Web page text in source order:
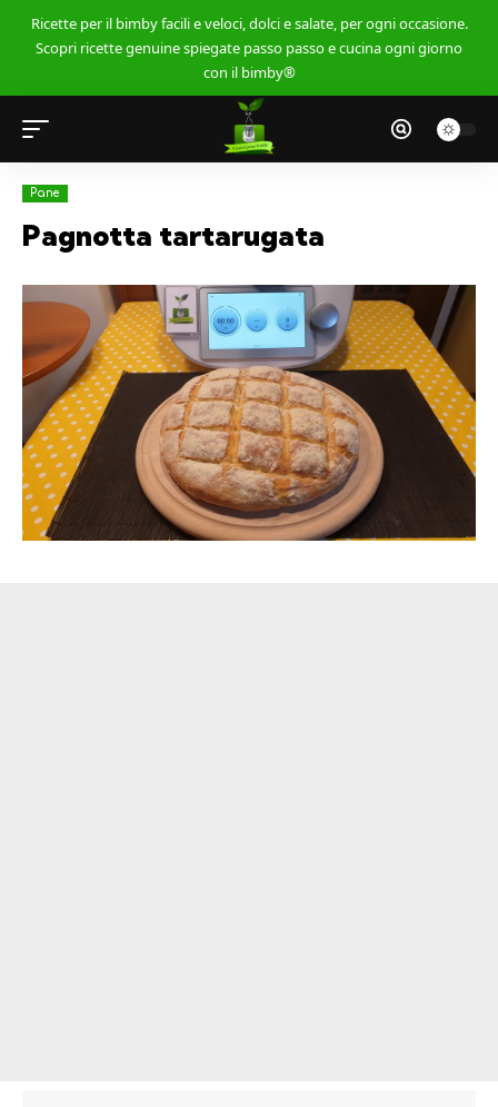
Ricette per il bimby facili e veloci, dolci e salate, per ogni occasione.
Scopri ricette genuine spiegate passo passo e cucina ogni giorno
con il bimby®
Pane
Pagnotta tartarugata